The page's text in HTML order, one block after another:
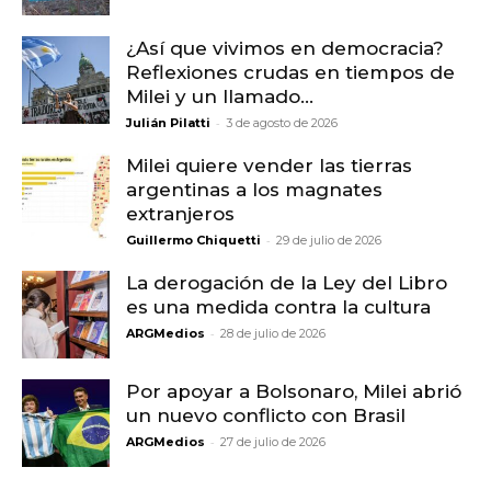
¿Así que vivimos en democracia?
Reflexiones crudas en tiempos de
Milei y un llamado...
Julián Pilatti - 3 de agosto de 2026
Milei quiere vender las tierras
argentinas a los magnates
extranjeros
Guillermo Chiquetti - 29 de julio de 2026
La derogación de la Ley del Libro
es una medida contra la cultura
ARGMedios - 28 de julio de 2026
Por apoyar a Bolsonaro, Milei abrió
un nuevo conflicto con Brasil
ARGMedios - 27 de julio de 2026